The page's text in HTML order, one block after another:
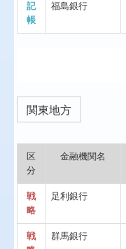
記
帳
福島銀行
関東地方
区
分
金融機関名
戦
略
足利銀行
戦
群馬銀行